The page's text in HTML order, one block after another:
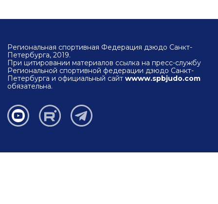
Региональная спортивная Федерация дзюдо Санкт-
Петербурга, 2019.
При цитировании материалов ссылка на пресс-службу
Региональной спортивной федерации дзюдо Санкт-
Петербурга и официальный сайт wwww.spbjudo.com
обязательна.